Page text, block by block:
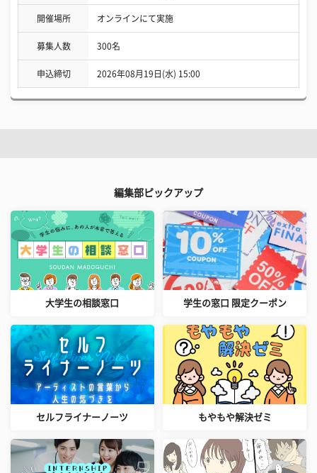
開催場所 オンラインにて実施
募集人数 300名
申込締切 2026年08月19日(水) 15:00
編集部ピックアップ
大学生の相談窓口 学生の窓口 限定クーポン
セルフライナーノーツ もやもや解決ゼミ